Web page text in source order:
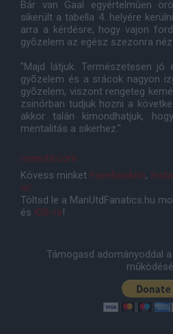
Bár van Gaal egyértelmûen
sikerült a tabella 4. helyére
arra a kérdésre, hogy vajon
gyõzelem az egész szezonra
"Majd látjuk. Természetesen ​​jó
gyõzelem és a srácok nagyon
gyõzelem, viszont rengeteg
zsinórban tudjuk hozni a
akkor talán kimondhatjuk,
mentalitás a sikerhez."
manutd.com
Kövess minket Facebookon,
is!
Töltsd le a ManUtdFanatics.hu
és iOS-re!
Támogasd adományoddal